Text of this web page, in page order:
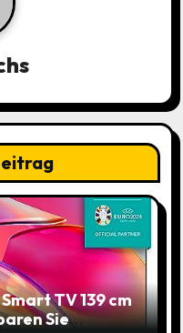
TV 139 cm
Sie